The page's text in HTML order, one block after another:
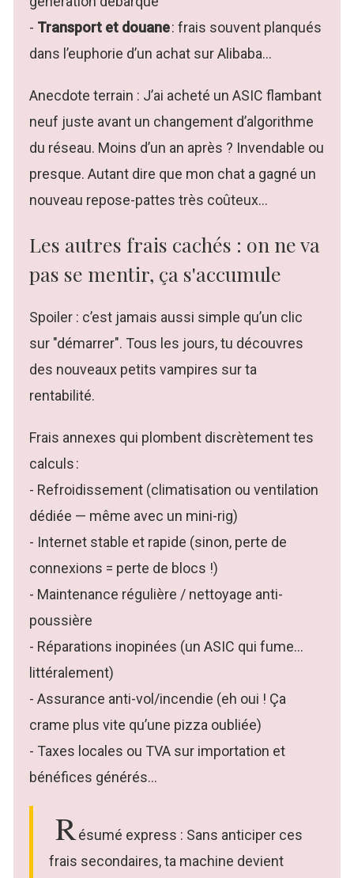
- Transport et douane: frais souvent planqués
dans l’euphorie d’un achat sur Alibaba…
Anecdote terrain : J’ai acheté un ASIC flambant
neuf juste avant un changement d’algorithme
du réseau. Moins d’un an après ? Invendable ou
presque. Autant dire que mon chat a gagné un
nouveau repose-pattes très coûteux…
Les autres frais cachés : on ne va
pas se mentir, ça s'accumule
Spoiler : c’est jamais aussi simple qu’un clic
sur "démarrer". Tous les jours, tu découvres
des nouveaux petits vampires sur ta
rentabilité.
Frais annexes qui plombent discrètement tes
calculs :
- Refroidissement (climatisation ou ventilation
dédiée — même avec un mini-rig)
- Internet stable et rapide (sinon, perte de
connexions = perte de blocs !)
- Maintenance régulière / nettoyage anti-
poussière
- Réparations inopinées (un ASIC qui fume…
littéralement)
- Assurance anti-vol/incendie (eh oui ! Ça
crame plus vite qu’une pizza oubliée)
- Taxes locales ou TVA sur importation et
bénéfices générés…
Résumé express : Sans anticiper ces
frais secondaires, ta machine devient